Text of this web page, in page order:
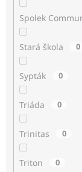
Spolek
Stará škola 0
Sypták 0
Triáda 0
Trinitas 0
Triton 0